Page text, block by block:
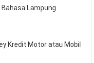
Lampung
Kredit Motor atau Mobil